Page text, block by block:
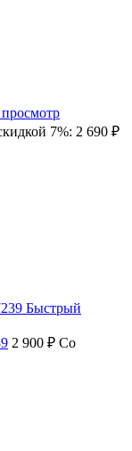
7%: 2 690 ₽
Быстрый
2 900 ₽ Со